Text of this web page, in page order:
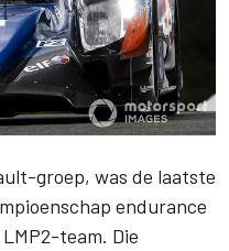
groep, was de laatste
endurance
team. Die